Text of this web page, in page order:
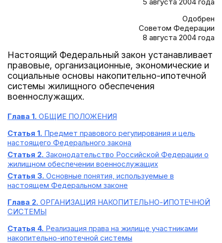
Одобрен
Советом Федерации
8 августа 2004 года
Настоящий Федеральный закон устанавливает
правовые, организационные, экономические и
социальные основы накопительно-ипотечной
системы жилищного обеспечения
военнослужащих.
Глава 1. ОБЩИЕ ПОЛОЖЕНИЯ
Статья 1. Предмет правового регулирования и цель
настоящего Федерального закона
Статья 2. Законодательство Российской Федерации о
жилищном обеспечении военнослужащих
Статья 3. Основные понятия, используемые в
настоящем Федеральном законе
Глава 2. ОРГАНИЗАЦИЯ НАКОПИТЕЛЬНО-ИПОТЕЧНОЙ
СИСТЕМЫ
Статья 4. Реализация права на жилище участниками
накопительно-ипотечной системы